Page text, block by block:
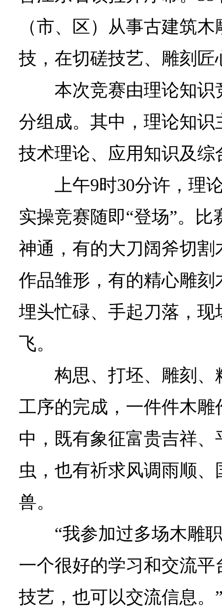
（市、区）从事古建筑
技，在切磋技艺、雕刻
本次竞赛由理论知
分组成。其中，理论知
技术理论、应用知识及综
上午9时30分许，理
实操竞赛随即“登场”。
神通，有的大刀阔斧切
作品雏形，有的精心雕
埋头忙碌、手起刀落，
飞。
构思、打坯、雕刻
工序的完成，一件件木
中，既有象征富贵吉祥
虫，也有祈求风调雨顺
兽。
“我参加过多场木雕
一个很好的学习和交流
技艺，也可以交流信息。